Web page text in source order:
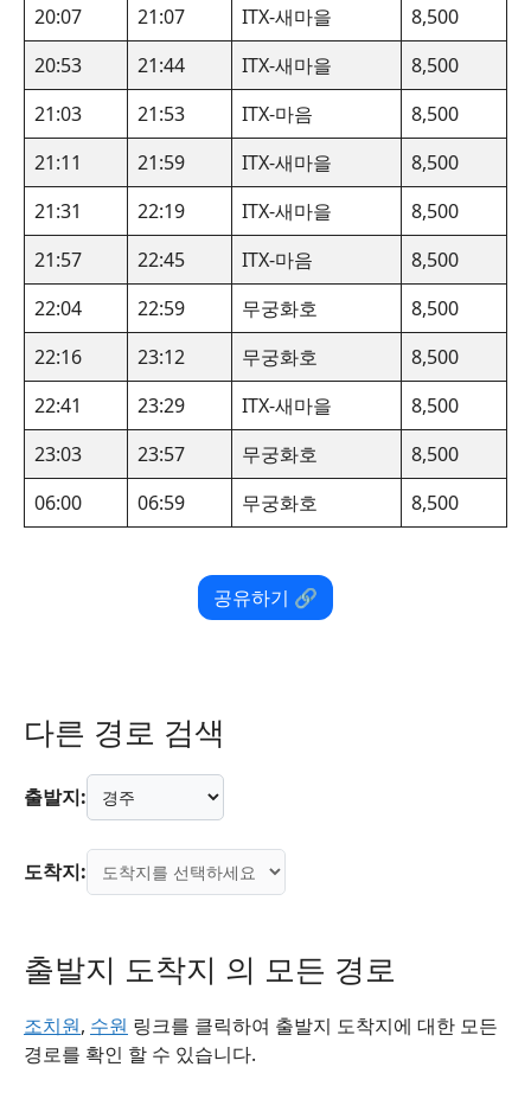
20:07 21:07 ITX-새마을
8,500
20:53
21:44 ITX-새마을
8,500
21:03
21:53 ITX-마음
8,500
21:11
21:59 ITX-새마을
8,500
21:31
22:19 ITX-새마을
8,500
21:57
22:45 ITX-마음
8,500
22:04
22:59 무궁화호
8,500
22:16
23:12 무궁화호
8,500
22:41
23:29 ITX-새마을
8,500
23:03
23:57 무궁화호
8,500
06:00
06:59 무궁화호 8,500
공유하기 🔗
다른 경로 검색
출발지:
도착지:
출발지 도착지 의 모든 경로
조치원, 수원 링크를 클릭하여 출발지 도착지에 대한 모든
경로를 확인 할 수 있습니다.